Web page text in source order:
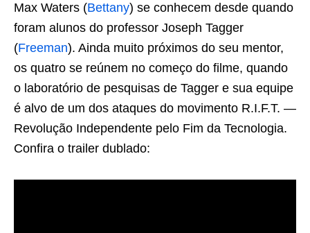
Max Waters (Bettany) se conhecem desde quando
foram alunos do professor Joseph Tagger
(Freeman). Ainda muito próximos do seu mentor,
os quatro se reúnem no começo do filme, quando
o laboratório de pesquisas de Tagger e sua equipe
é alvo de um dos ataques do movimento R.I.F.T. —
Revolução Independente pelo Fim da Tecnologia.
Confira o trailer dublado: